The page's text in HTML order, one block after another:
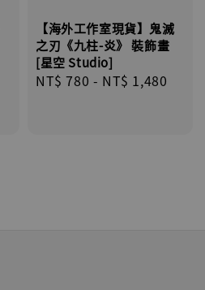
加購優惠【讓子彈飛 鵝城縣長 張麻子 [BK01]】
【海外工作室現貨】鬼滅
之刃《九柱-炎》 裝飾畫
[星空 Studio]
Regular
NT$ 780 - NT$ 1,480